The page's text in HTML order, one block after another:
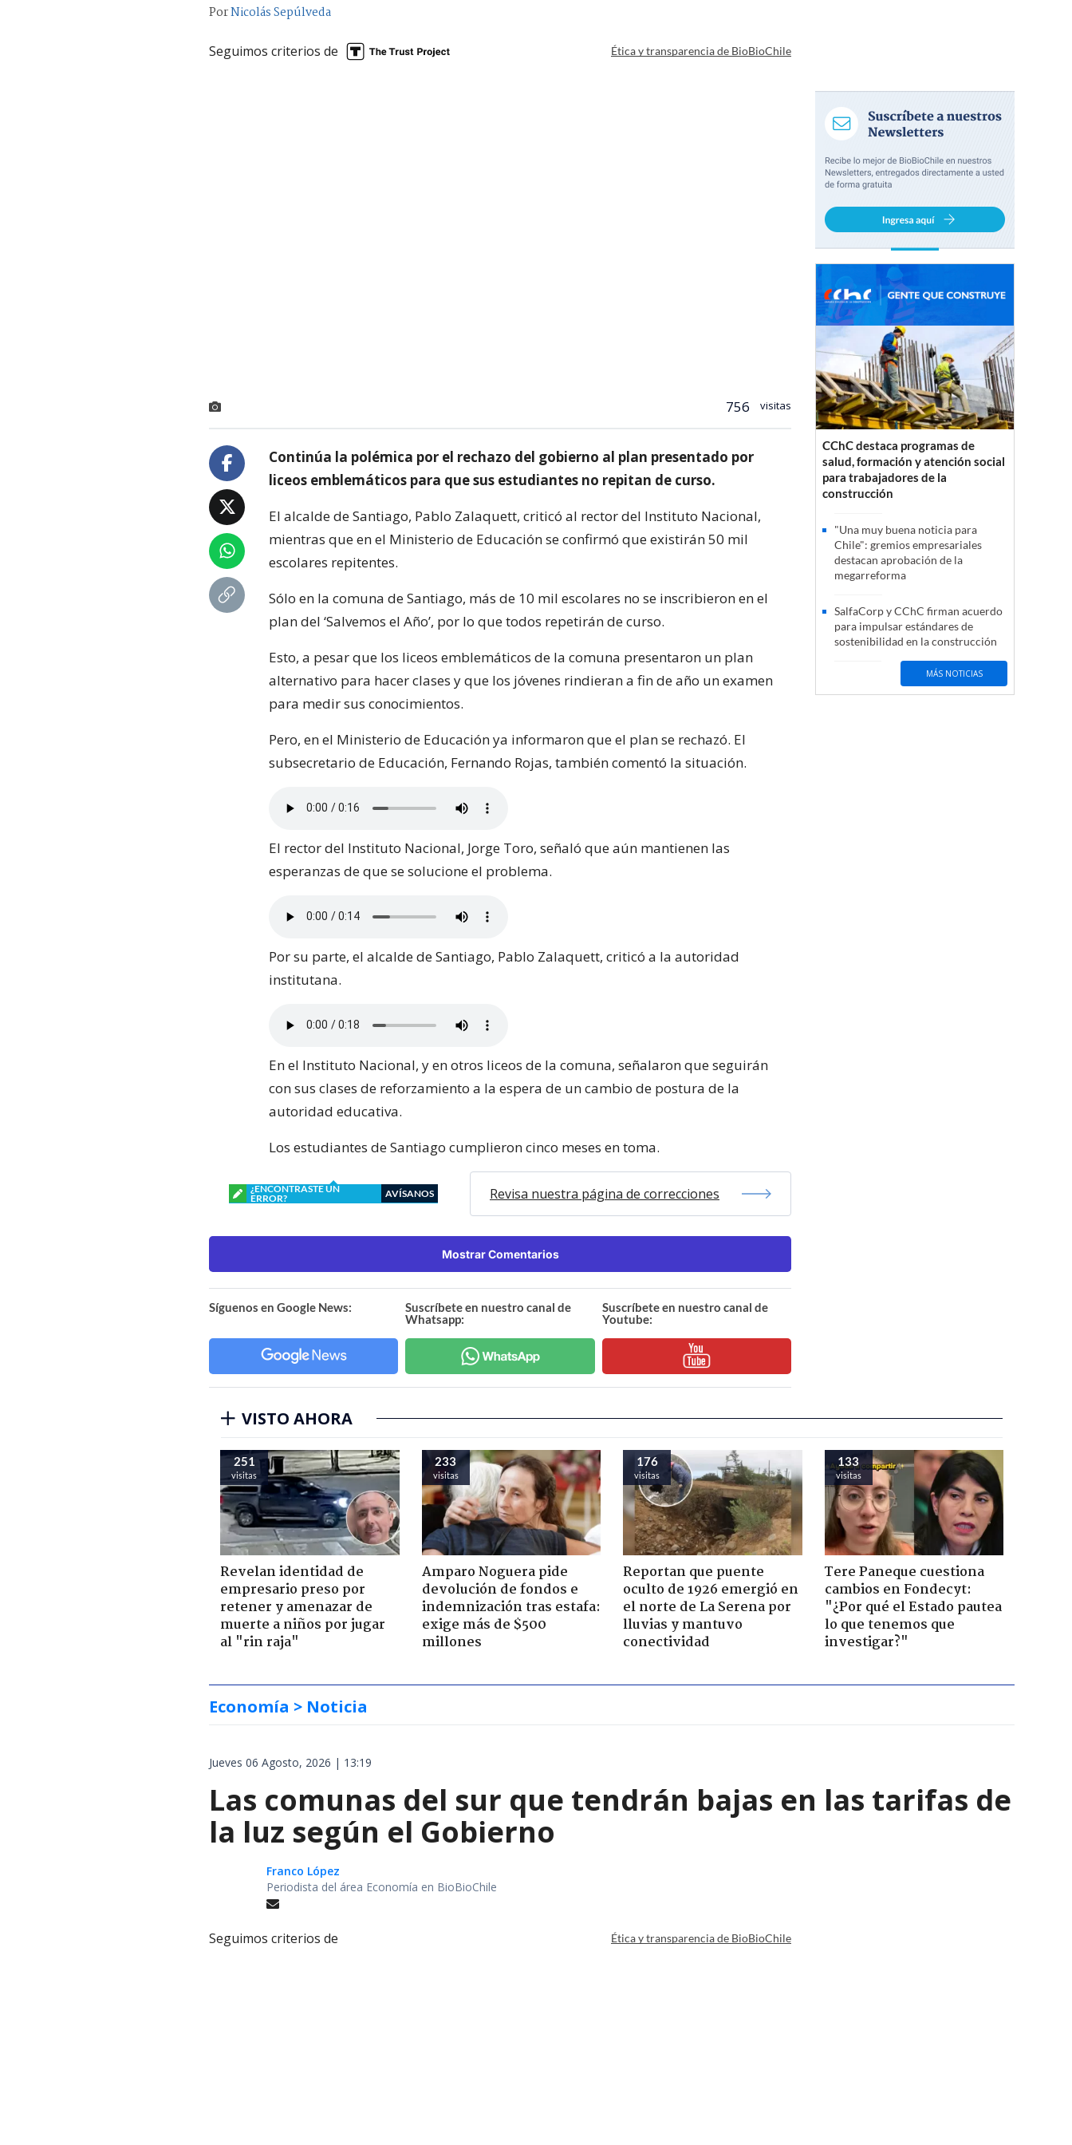
PorNicolás Sepúlveda
Seguimos criterios de Ética y transparencia de BioBioChile
756 visitas
Continúa la polémica por el rechazo del gobierno al plan presentado por
liceos emblemáticos para que sus estudiantes no repitan de curso.
El alcalde de Santiago, Pablo Zalaquett, criticó al rector del Instituto Nacional,
mientras que en el Ministerio de Educación se confirmó que existirán 50 mil
escolares repitentes.
Sólo en la comuna de Santiago, más de 10 mil escolares no se inscribieron en el
plan del ‘Salvemos el Año’, por lo que todos repetirán de curso.
Esto, a pesar que los liceos emblemáticos de la comuna presentaron un plan
alternativo para hacer clases y que los jóvenes rindieran a fin de año un examen
para medir sus conocimientos.
Pero, en el Ministerio de Educación ya informaron que el plan se rechazó. El
subsecretario de Educación, Fernando Rojas, también comentó la situación.
El rector del Instituto Nacional, Jorge Toro, señaló que aún mantienen las
esperanzas de que se solucione el problema.
Por su parte, el alcalde de Santiago, Pablo Zalaquett, criticó a la autoridad
institutana.
En el Instituto Nacional, y en otros liceos de la comuna, señalaron que seguirán
con sus clases de reforzamiento a la espera de un cambio de postura de la
autoridad educativa.
Los estudiantes de Santiago cumplieron cinco meses en toma.
¿ENCONTRASTE UN
ERROR?
AVÍSANOS Revisa nuestra página de correcciones
Mostrar Comentarios
Síguenos en Google News:
Suscríbete en nuestro canal de
Whatsapp:
Suscríbete en nuestro canal de
Youtube:
CChC destaca programas de
salud, formación y atención social
para trabajadores de la
construcción
"Una muy buena noticia para
Chile": gremios empresariales
destacan aprobación de la
megarreforma
SalfaCorp y CChC firman acuerdo
para impulsar estándares de
sostenibilidad en la construcción
MÁS NOTICIAS
VISTO AHORA
251
visitas
Revelan identidad de
empresario preso por
retener y amenazar de
muerte a niños por jugar
al "rin raja"
233
visitas
Amparo Noguera pide
devolución de fondos e
indemnización tras estafa:
exige más de $500
millones
176
visitas
Reportan que puente
oculto de 1926 emergió en
el norte de La Serena por
lluvias y mantuvo
conectividad
133
visitas
Tere Paneque cuestiona
cambios en Fondecyt:
"¿Por qué el Estado pautea
lo que tenemos que
investigar?"
Economía > Noticia
Jueves 06 Agosto, 2026 | 13:19
Las comunas del sur que tendrán bajas en las tarifas de
la luz según el Gobierno
Franco López
Periodista del área Economía en BioBioChile
Seguimos criterios de Ética y transparencia de BioBioChile